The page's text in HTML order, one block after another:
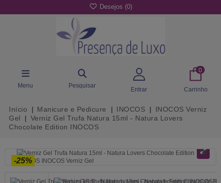
Desejos (0)
Menu Pesquisar
Entrar
0
Carrinho
Início Manicure e Pedicure INOCOS
INOCOS Verniz
Gel
Verniz Gel Trufa Natura 15ml - Natura Lovers
Chocolate Edition INOCOS
-25%